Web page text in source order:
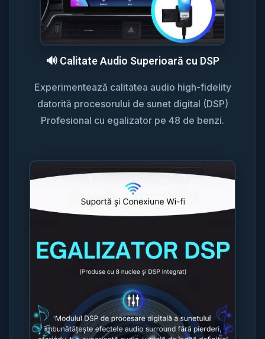
🔊 Calitate Audio Superioară cu DSP
Experimentează calitatea audio high-fidelity
datorită procesorului de sunet digital (DSP)
Profesional cu egalizator pe 48 de benzi.